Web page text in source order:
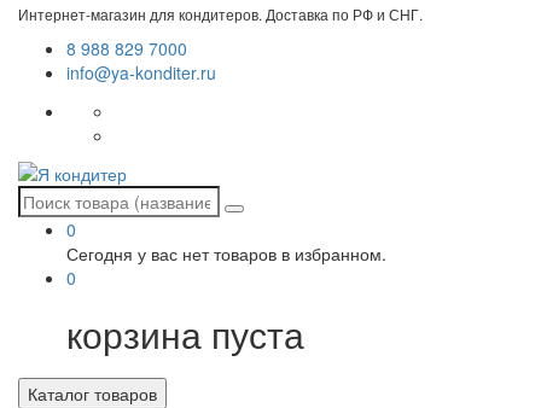
Интернет-магазин для кондитеров. Доставка по РФ и СНГ.
8 988 829 7000
info@ya-konditer.ru
0
Сегодня у вас нет товаров в избранном.
0
корзина пуста
Каталог товаров